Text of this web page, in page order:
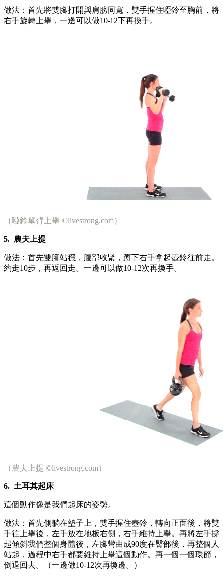
做法：首先將雙腳打開與肩膀同寬，雙手握住啞鈴至胸前，將
右手旋轉上舉，一邊可以做10-12下再換手。
（啞鈴單臂上舉 ©livestrong.com）
5. 農夫上提
做法：首先雙腳站穩，腹部收緊，蹲下右手拿起壺鈴往前走。
約走10步，再返回走。一邊可以做10-12次再換手。
（農夫上提 ©livestrong.com）
6. 土耳其起床
這個動作像是我們起床的姿勢。
做法：首先側躺在墊子上，雙手握住壺鈴，轉向正面後，將雙
手往上舉後，左手放在地板右側，右手維持上舉。再將左手撐
起傾斜我們整個身體後，左腳彎曲成90度在臀部後，再整個人
站起，過程中右手都要維持上舉這個動作。再一個一個環節，
倒退回去。（一邊做10-12次再換邊。）